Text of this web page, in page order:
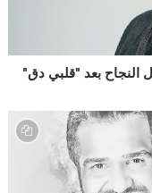
النجاح بعد "قلبي دق"